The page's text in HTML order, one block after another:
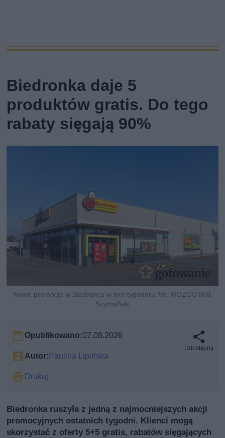
Biedronka daje 5
produktów gratis. Do tego
rabaty sięgają 90%
Nowe promocje w Biedronce w tym tygodniu, fot. MOZCO Mat
Szymański
Opublikowano:07.08.2026
Autor: Paulina Lipińska
Drukuj
Udostępnij
Biedronka ruszyła z jedną z najmocniejszych akcji
promocyjnych ostatnich tygodni. Klienci mogą
skorzystać z oferty 5+5 gratis, rabatów sięgających